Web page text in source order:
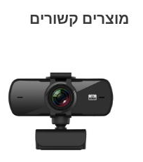
מוצרים קשורים